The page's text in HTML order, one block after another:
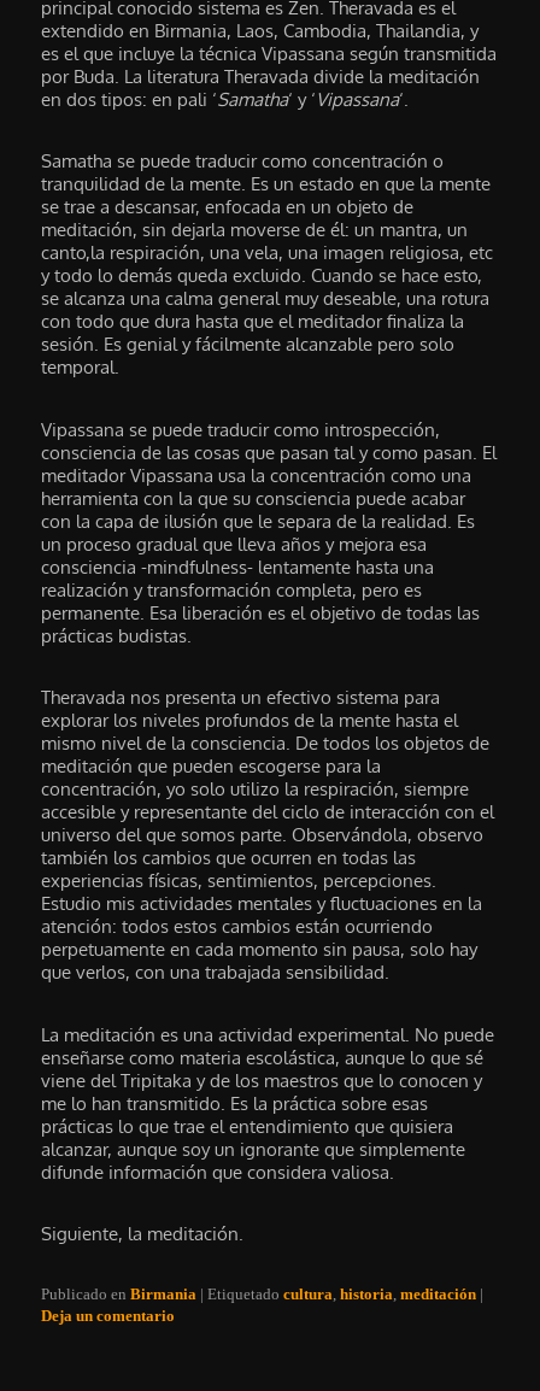
principal conocido sistema es Zen. Theravada es el
extendido en Birmania, Laos, Cambodia, Thailandia, y
es el que incluye la técnica Vipassana según transmitida
por Buda. La literatura Theravada divide la meditación
en dos tipos: en pali ‘Samatha‘ y ‘Vipassana‘.
Samatha se puede traducir como concentración o
tranquilidad de la mente. Es un estado en que la mente
se trae a descansar, enfocada en un objeto de
meditación, sin dejarla moverse de él: un mantra, un
canto,la respiración, una vela, una imagen religiosa, etc
y todo lo demás queda excluido. Cuando se hace esto,
se alcanza una calma general muy deseable, una rotura
con todo que dura hasta que el meditador finaliza la
sesión. Es genial y fácilmente alcanzable pero solo
temporal.
Vipassana se puede traducir como introspección,
consciencia de las cosas que pasan tal y como pasan. El
meditador Vipassana usa la concentración como una
herramienta con la que su consciencia puede acabar
con la capa de ilusión que le separa de la realidad. Es
un proceso gradual que lleva años y mejora esa
consciencia -mindfulness- lentamente hasta una
realización y transformación completa, pero es
permanente. Esa liberación es el objetivo de todas las
prácticas budistas.
Theravada nos presenta un efectivo sistema para
explorar los niveles profundos de la mente hasta el
mismo nivel de la consciencia. De todos los objetos de
meditación que pueden escogerse para la
concentración, yo solo utilizo la respiración, siempre
accesible y representante del ciclo de interacción con el
universo del que somos parte. Observándola, observo
también los cambios que ocurren en todas las
experiencias físicas, sentimientos, percepciones.
Estudio mis actividades mentales y fluctuaciones en la
atención: todos estos cambios están ocurriendo
perpetuamente en cada momento sin pausa, solo hay
que verlos, con una trabajada sensibilidad.
La meditación es una actividad experimental. No puede
enseñarse como materia escolástica, aunque lo que sé
viene del Tripitaka y de los maestros que lo conocen y
me lo han transmitido. Es la práctica sobre esas
prácticas lo que trae el entendimiento que quisiera
alcanzar, aunque soy un ignorante que simplemente
difunde información que considera valiosa.
Siguiente, la meditación.
Publicado en Birmania |Etiquetado cultura,historia,meditación |
Deja un comentario